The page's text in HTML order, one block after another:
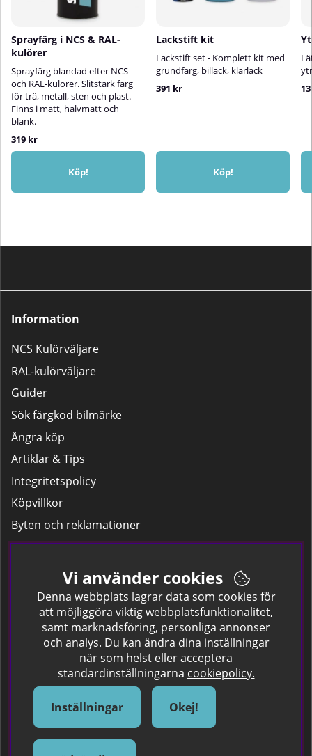
Sprayfärg i NCS & RAL-
kulörer
Sprayfärg blandad efter NCS
och RAL-kulörer. Slitstark färg
för trä, metall, sten och plast.
Finns i matt, halvmatt och
blank.
319 kr
Köp!
Lackstift kit
Lackstift set - Komplett kit med
grundfärg, billack, klarlack
391 kr
Köp!
Information
NCS Kulörväljare
RAL-kulörväljare
Guider
Sök färgkod bilmärke
Ångra köp
Artiklar & Tips
Integritetspolicy
Köpvillkor
Byten och reklamationer
Leverans
Hitta färgkoden på bilen.
Företagskund
Om oss
Om Spraycan
IKEA Färger
Sök Säkerhetsdatablad
Samarbete / Dyhrs Garage
Vi använder cookies
Denna webbplats lagrar data som cookies för
att möjliggöra viktig webbplatsfunktionalitet,
samt marknadsföring, personliga annonser
och analys. Du kan ändra dina inställningar
när som helst eller acceptera
standardinställningarna cookiepolicy.
Inställningar Okej!